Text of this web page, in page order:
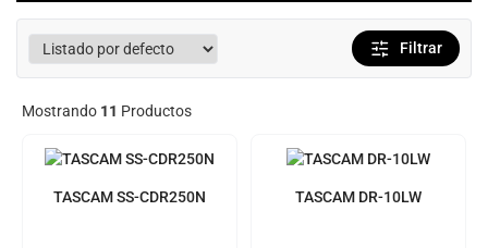
Filtrar
Mostrando 11 Productos
TASCAM SS-CDR250N TASCAM DR-10LW